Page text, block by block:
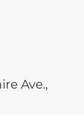
Ave.,